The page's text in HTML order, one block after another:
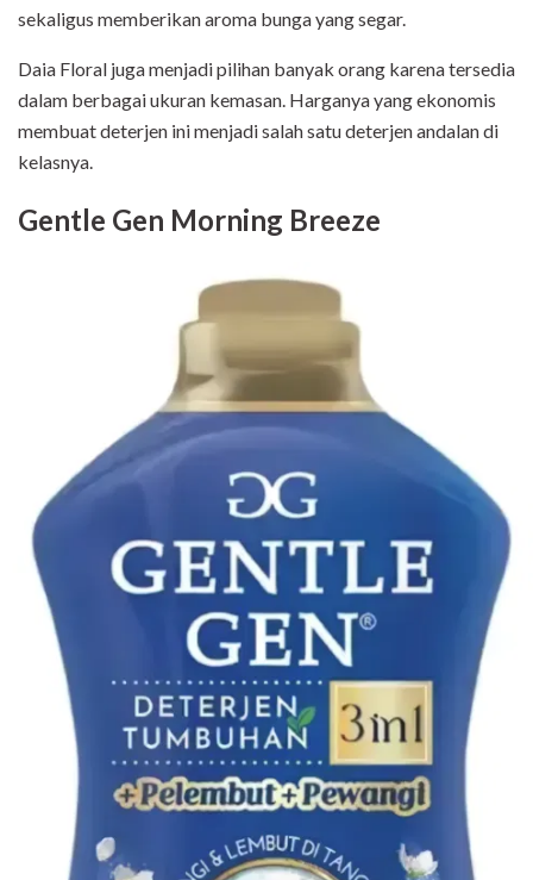
sekaligus memberikan aroma bunga yang segar.
Daia Floral juga menjadi pilihan banyak orang karena tersedia
dalam berbagai ukuran kemasan. Harganya yang ekonomis
membuat deterjen ini menjadi salah satu deterjen andalan di
kelasnya.
Gentle Gen Morning Breeze